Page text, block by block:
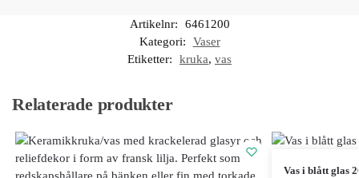
Artikelnr:
6461200
Kategori:
Vaser
Etiketter:
kruka, vas
Relaterade produkter
Vas i blått glas